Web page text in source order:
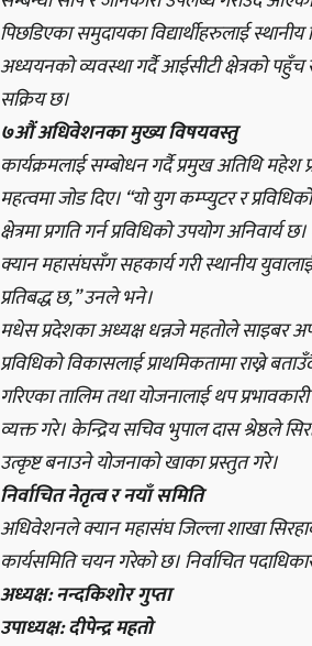
पिछडिएका समुदायका विद्यार्थीहरुलाई
अध्ययनको व्यवस्था गर्दै आईसीटी क्षेत्रको
सक्रिय छ।
७औं अधिवेशनका मुख्य विषयवस्तु
कार्यक्रमलाई सम्बोधन गर्दै प्रमुख अतिथि महेश
महत्वमा जोड दिए। “यो युग कम्प्युटर र
क्षेत्रमा प्रगति गर्न प्रविधिको उपयोग
क्यान महासंघसँग सहकार्य गरी स्थानीय युवालाई
प्रतिबद्ध छ,” उनले भने।
मधेस प्रदेशका अध्यक्ष धन्नजे महतोले साइबर
प्रविधिको विकासलाई प्राथमिकतामा राख्ने
गरिएका तालिम तथा योजनालाई थप
व्यक्त गरे। केन्द्रिय सचिव भुपाल दास श्रेष्ठले
उत्कृष्ट बनाउने योजनाको खाका प्रस्तुत गरे।
निर्वाचित नेतृत्व र नयाँ समिति
अधिवेशनले क्यान महासंघ जिल्ला शाखा
कार्यसमिति चयन गरेको छ। निर्वाचित
अध्यक्ष: नन्दकिशोर गुप्ता
उपाध्यक्ष: दीपेन्द्र महतो